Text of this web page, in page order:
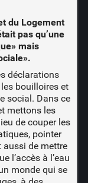
du Logement
pas qu’une
mais
déclarations
bouilloires et
social. Dans ce
mettons les
de couper les
pointer
aussi de mettre
l’accès à l’eau
monde qui se